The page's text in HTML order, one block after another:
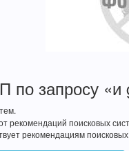
запросу «и
рекомендаций поисковых
рекомендациям